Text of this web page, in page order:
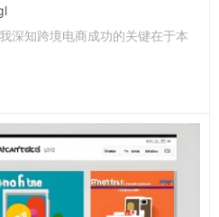
深知跨境电商成功的关键在于本